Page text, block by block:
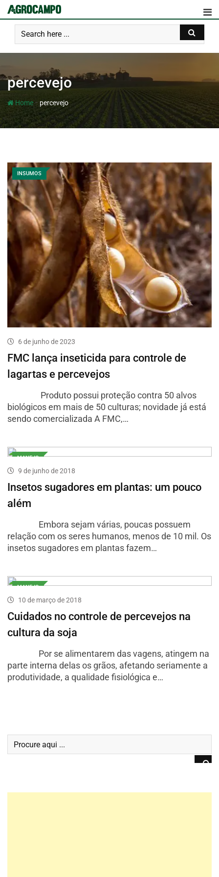
percevejo
Home- percevejo
INSUMOS
6 de junho de 2023
FMC lança inseticida para controle de
lagartas e percevejos
Produto possui proteção contra 50 alvos
biológicos em mais de 50 culturas; novidade já está
sendo comercializada A FMC,…
MANEJO
9 de junho de 2018
Insetos sugadores em plantas: um pouco
além
Embora sejam várias, poucas possuem
relação com os seres humanos, menos de 10 mil. Os
insetos sugadores em plantas fazem…
MANEJO
10 de março de 2018
Cuidados no controle de percevejos na
cultura da soja
Por se alimentarem das vagens, atingem na
parte interna delas os grãos, afetando seriamente a
produtividade, a qualidade fisiológica e…